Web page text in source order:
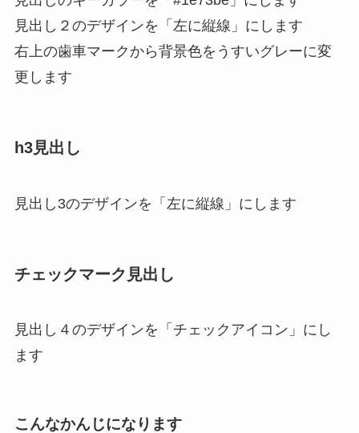
見出し２のデザインを「左に縦線」にします
右上の歯車マークから背景色をうすいグレーに変
更します
h3見出し
見出し3のデザインを「左に縦線」にします
チェックマーク見出し
見出し４のデザインを「チェックアイコン」にし
ます
こんなかんじになります